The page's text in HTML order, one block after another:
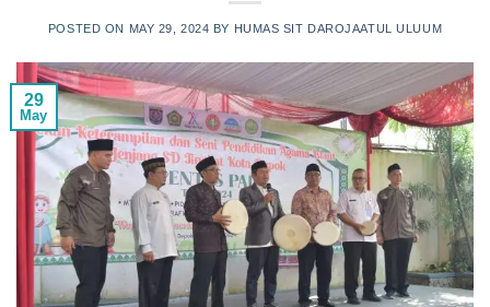
POSTED ON MAY 29, 2024 BY HUMAS SIT DAROJAATUL ULUUM
29
May